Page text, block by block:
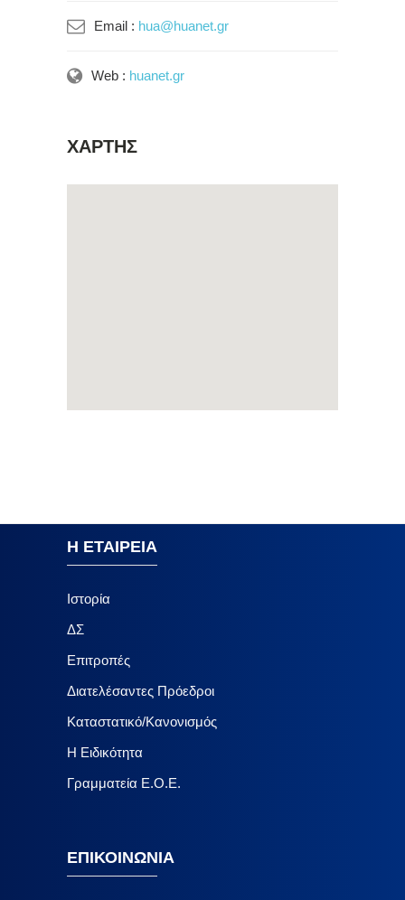
Email : hua@huanet.gr
Web : huanet.gr
ΧΑΡΤΗΣ
Η ΕΤΑΙΡΕΙΑ
Ιστορία
ΔΣ
Επιτροπές
Διατελέσαντες Πρόεδροι
Καταστατικό/Κανονισμός
Η Ειδικότητα
Γραμματεία Ε.Ο.Ε.
ΕΠΙΚΟΙΝΩΝΙΑ